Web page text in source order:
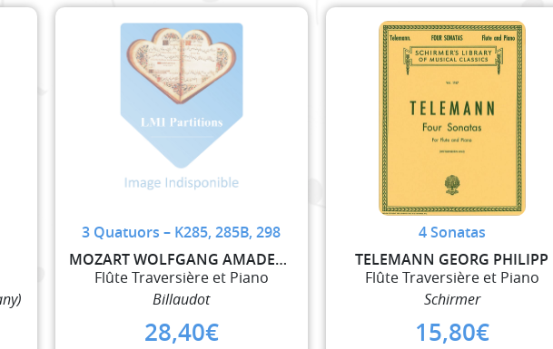
3 Quatuors – K285, 285B, 298
MOZART WOLFGANG AMADEUS
Flûte Traversière et Piano
Billaudot
28,40€
4 Sonatas
TELEMANN GEORG PHILIPP
Flûte Traversière et Piano
Schirmer
15,80€